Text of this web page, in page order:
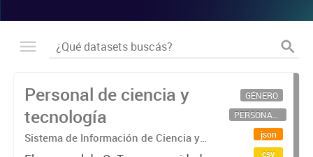
Personal de ciencia y
tecnología
Sistema de Información de Ciencia y
Tecnología Argentino (SICYTAR)
GÉNERO
PERSONAL CIENTÍFICO-TECNOLÓGICO
json
csv